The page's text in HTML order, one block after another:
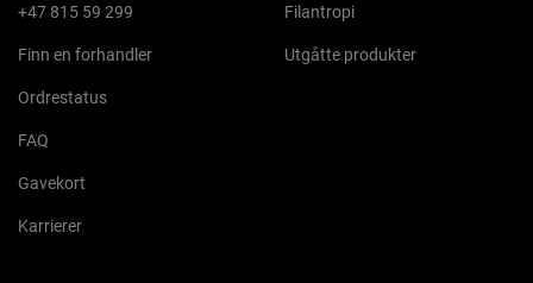
+47 815 59 299
Finn en forhandler
Ordrestatus
FAQ
Gavekort
Karrierer
Filantropi
Utgåtte produkter